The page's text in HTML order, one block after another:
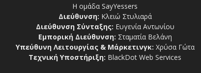
Η ομάδα SayYessers
Διεύθυνση: Κλειώ Στυλιαρά
Διεύθυνση Σύνταξης: Ευγενία Αντωνίου
Εμπορική Διεύθυνση: Σταματία Βελάνη
Υπεύθυνη Λειτουργίας & Μάρκετινγκ: Χρύσα Γώτα
Τεχνική Υποστήριξη: BlackDot Web Services